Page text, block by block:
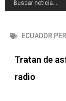
ECUADOR
Tratan de
radio